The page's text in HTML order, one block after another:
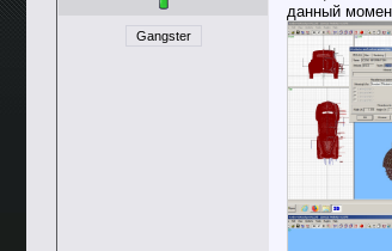
Gangster
данный